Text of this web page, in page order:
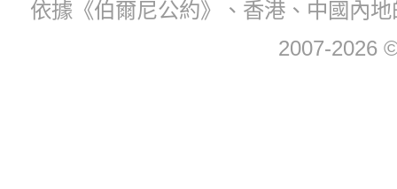
依據《伯爾尼公約》、香港、中國內
2007-2026